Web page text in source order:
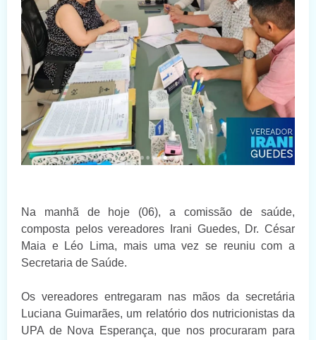
Na manhã de hoje (06), a comissão de saúde,
composta pelos vereadores Irani Guedes, Dr. César
Maia e Léo Lima, mais uma vez se reuniu com a
Secretaria de Saúde.
Os vereadores entregaram nas mãos da secretária
Luciana Guimarães, um relatório dos nutricionistas da
UPA de Nova Esperança, que nos procuraram para